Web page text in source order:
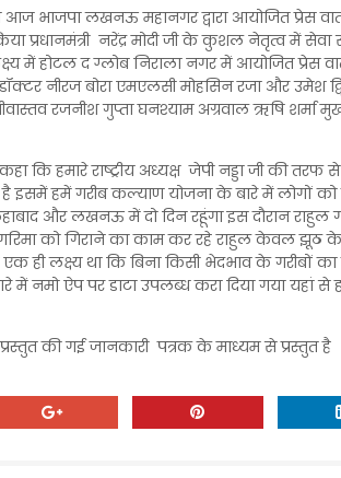
आज भाजपा लखनऊ महानगर द्वारा आयोजित प्रेस
प्रधानमंत्री नरेंद्र मोदी जी के कुशल नेतृत्व में
होटल द ग्लोब निराला नगर में आयोजित प्रेस
नीरज बोरा एमएलसी मोहसिन रजा और उमेश
रजनीश गुप्ता घनश्याम अग्रवाल ऋषि शर्मा
कि हमारे राष्ट्रीय अध्यक्ष जेपी नड्डा जी की तरफ
है इसमें हमें गरीब कल्याण योजना के बारे में लोगों को
और लखनऊ में दो दिन रहूंगा इस दौरान राहुल
को गिराने का काम कर रहे राहुल केवल झूठ
ही लक्ष्य था कि बिना किसी भेदभाव के गरीबों
में नमो ऐप पर डाटा उपलब्ध करा दिया गया यहां से
की गई जानकारी पत्रक के माध्यम से प्रस्तुत है